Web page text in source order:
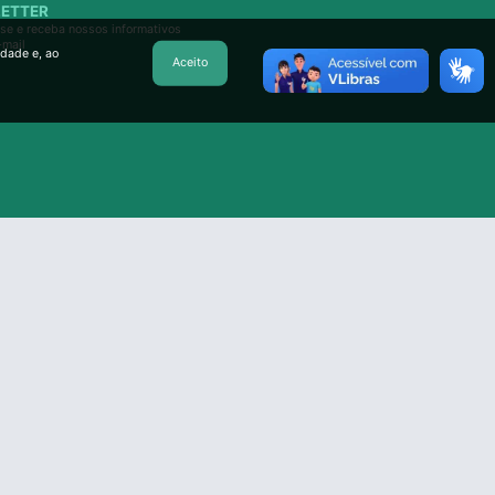
e receba nossos informativos
e, ao
Aceito